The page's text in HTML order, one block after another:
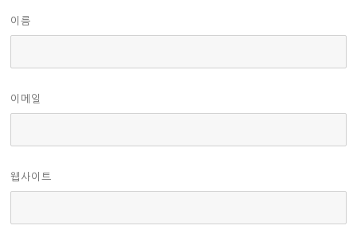
이름
이메일
웹사이트